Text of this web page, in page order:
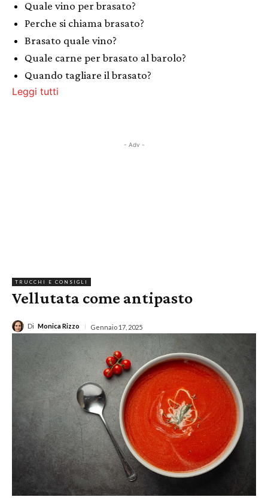
Quale vino per brasato?
Perche si chiama brasato?
Brasato quale vino?
Quale carne per brasato al barolo?
Quando tagliare il brasato?
Leggi tutti
- Adv -